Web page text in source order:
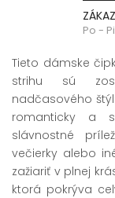
Po -
Tieto dámske
strihu sú
nadčasového
romanticky a
slávnostné
večierky alebo
zažiariť v plnej
ktorá pokrýva